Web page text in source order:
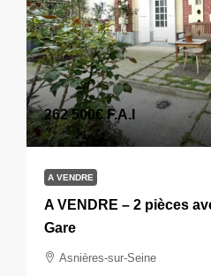
262 500€F.A.I
A VENDRE
A VENDRE – 2 pièces
Gare
Asnières-sur-Seine